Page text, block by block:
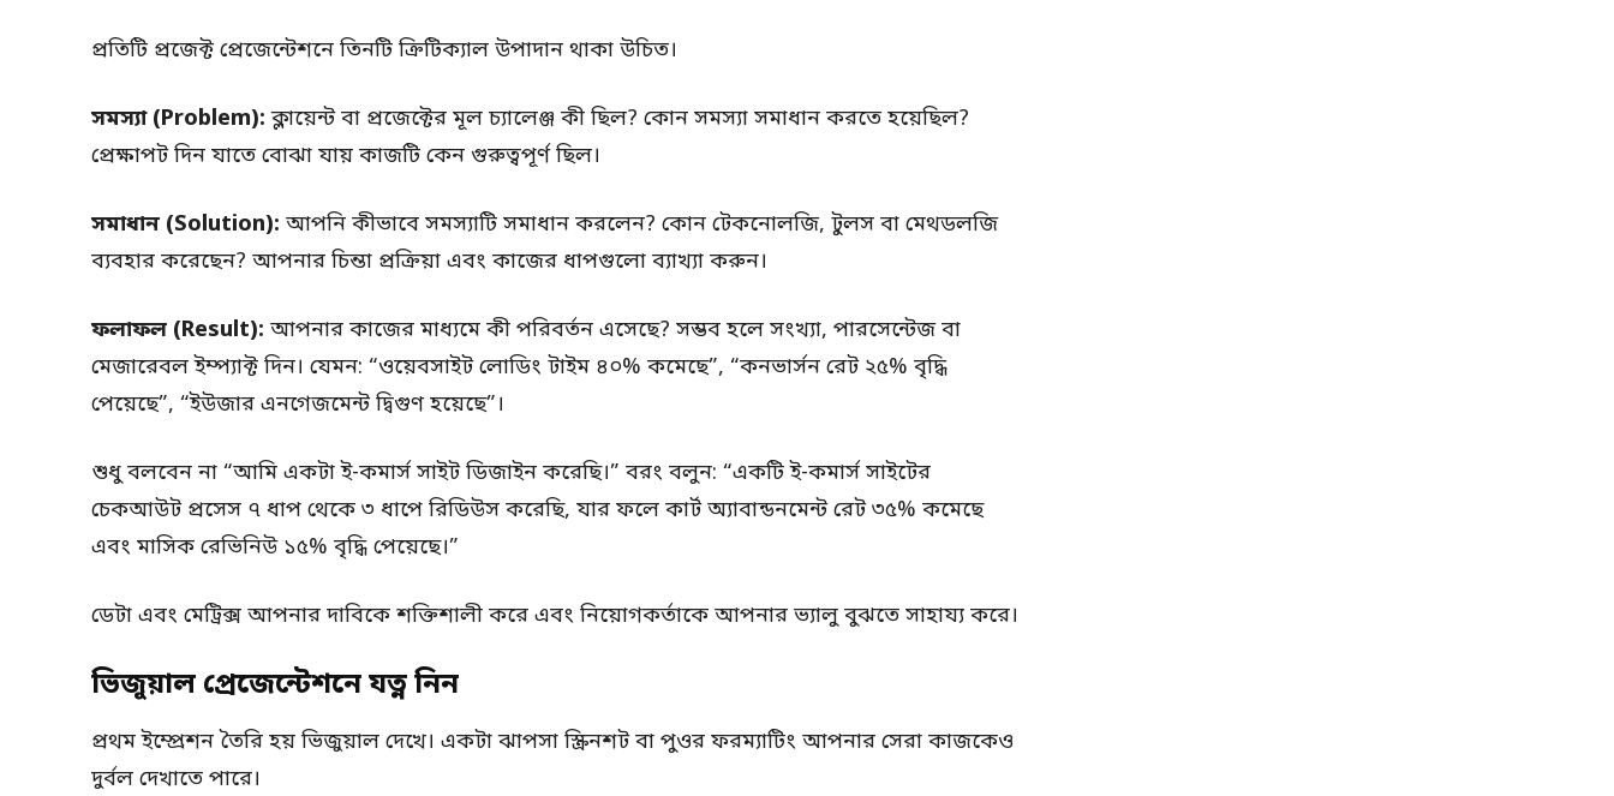
প্রতিটি প্রজেক্ট প্রেজেন্টেশনে তিনটি ক্রিটিক্যাল উপাদান থাকা উচিত।
সমস্যা (Problem): ক্লায়েন্ট বা প্রজেক্টের মূল চ্যালেঞ্জ কী ছিল? কোন সমস্যা সমাধান করতে হয়েছিল?
প্রেক্ষাপট দিন যাতে বোঝা যায় কাজটি কেন গুরুত্বপূর্ণ ছিল।
সমাধান (Solution): আপনি কীভাবে সমস্যাটি সমাধান করলেন? কোন টেকনোলজি, টুলস বা মেথডলজি
ব্যবহার করেছেন? আপনার চিন্তা প্রক্রিয়া এবং কাজের ধাপগুলো ব্যাখ্যা করুন।
ফলাফল (Result): আপনার কাজের মাধ্যমে কী পরিবর্তন এসেছে? সম্ভব হলে সংখ্যা, পারসেন্টেজ বা
মেজারেবল ইম্প্যাক্ট দিন। যেমন: “ওয়েবসাইট লোডিং টাইম ৪০% কমেছে”, “কনভার্সন রেট ২৫% বৃদ্ধি
পেয়েছে”, “ইউজার এনগেজমেন্ট দ্বিগুণ হয়েছে”।
শুধু বলবেন না “আমি একটা ই-কমার্স সাইট ডিজাইন করেছি।” বরং বলুন: “একটি ই-কমার্স সাইটের
চেকআউট প্রসেস ৭ ধাপ থেকে ৩ ধাপে রিডিউস করেছি, যার ফলে কার্ট অ্যাবান্ডনমেন্ট রেট ৩৫% কমেছে
এবং মাসিক রেভিনিউ ১৫% বৃদ্ধি পেয়েছে।”
ডেটা এবং মেট্রিক্স আপনার দাবিকে শক্তিশালী করে এবং নিয়োগকর্তাকে আপনার ভ্যালু বুঝতে সাহায্য করে।
ভিজুয়াল প্রেজেন্টেশনে যত্ন নিন
প্রথম ইম্প্রেশন তৈরি হয় ভিজুয়াল দেখে। একটা ঝাপসা স্ক্রিনশট বা পুওর ফরম্যাটিং আপনার সেরা কাজকেও
দুর্বল দেখাতে পারে।